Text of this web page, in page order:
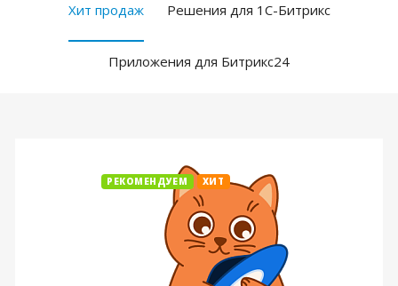
Хит продаж Решения для 1С-Битрикс
Приложения для Битрикс24
РЕКОМЕНДУЕМ ХИТ